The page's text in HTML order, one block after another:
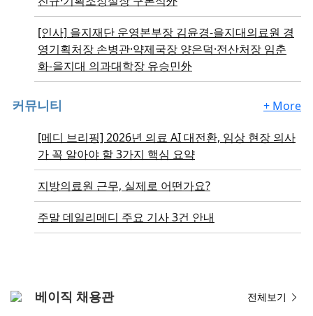
[인사] 을지재단 운영본부장 김윤경-을지대의료원 경
영기획처장 손병관·약제국장 양은덕·전산처장 임춘
화-을지대 의과대학장 유승민外
커뮤니티 + More
[메디 브리핑] 2026년 의료 AI 대전환, 임상 현장 의사
가 꼭 알아야 할 3가지 핵심 요약
지방의료원 근무, 실제로 어떤가요?
주말 데일리메디 주요 기사 3건 안내
베이직 채용관 전체보기